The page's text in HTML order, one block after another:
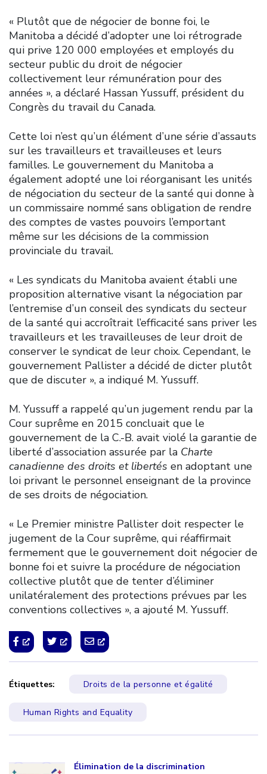
« Plutôt que de négocier de bonne foi, le
Manitoba a décidé d’adopter une loi rétrograde
qui prive 120 000 employées et employés du
secteur public du droit de négocier
collectivement leur rémunération pour des
années », a déclaré Hassan Yussuff, président du
Congrès du travail du Canada.
Cette loi n’est qu’un élément d’une série d’assauts
sur les travailleurs et travailleuses et leurs
familles. Le gouvernement du Manitoba a
également adopté une loi réorganisant les unités
de négociation du secteur de la santé qui donne à
un commissaire nommé sans obligation de rendre
des comptes de vastes pouvoirs l’emportant
même sur les décisions de la commission
provinciale du travail.
« Les syndicats du Manitoba avaient établi une
proposition alternative visant la négociation par
l’entremise d’un conseil des syndicats du secteur
de la santé qui accroîtrait l’efficacité sans priver les
travailleurs et les travailleuses de leur droit de
conserver le syndicat de leur choix. Cependant, le
gouvernement Pallister a décidé de dicter plutôt
que de discuter », a indiqué M. Yussuff.
M. Yussuff a rappelé qu’un jugement rendu par la
Cour suprême en 2015 concluait que le
gouvernement de la C.-B. avait violé la garantie de
liberté d’association assurée par la Charte
canadienne des droits et libertés en adoptant une
loi privant le personnel enseignant de la province
de ses droits de négociation.
« Le Premier ministre Pallister doit respecter le
jugement de la Cour suprême, qui réaffirmait
fermement que le gouvernement doit négocier de
bonne foi et suivre la procédure de négociation
collective plutôt que de tenter d’éliminer
unilatéralement des protections prévues par les
conventions collectives », a ajouté M. Yussuff.
Étiquettes: Droits de la personne et égalité
Human Rights and Equality
Élimination de la discrimination